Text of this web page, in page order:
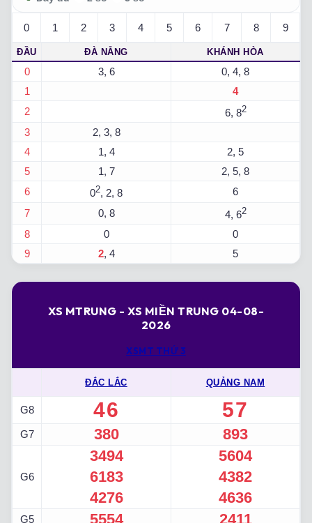
0 1 2 3 4 5 6 7 8 9
ĐẦU ĐÀ NẴNG KHÁNH HÒA
0 3, 6
0, 4, 8
1
4
2
6, 82
3
2, 3, 8
4
1, 4
2, 5
5
1, 7
2, 5, 8
6
02, 2, 8
6
7
0, 8 4, 62
8 0
0
9
2, 4 5
XS MTRUNG - XS MIỀN TRUNG 04-08-
2026
XSMT THỨ 3
ĐẮC LẮC QUẢNG NAM
G8 46 57
G7 380 893
G6
3494
6183
4276
5604
4382
4636
G5 5554 2411